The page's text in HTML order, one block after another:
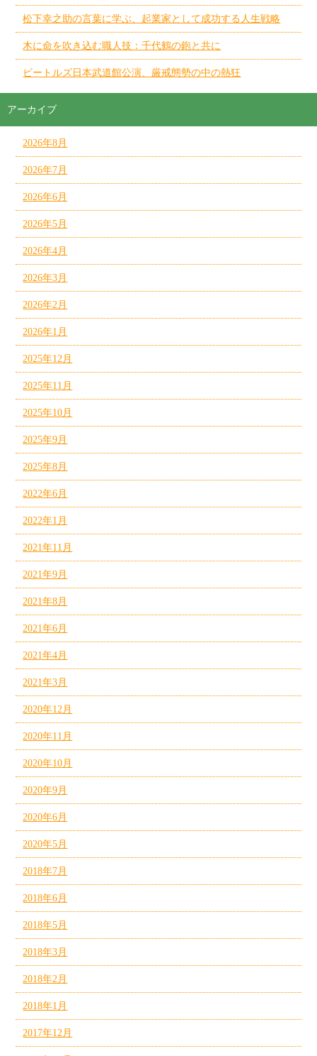
松下幸之助の言葉に学ぶ、起業家として成功する人生戦略
木に命を吹き込む職人技：千代鶴の鉋と共に
ビートルズ日本武道館公演、厳戒態勢の中の熱狂
アーカイブ
2026年8月
2026年7月
2026年6月
2026年5月
2026年4月
2026年3月
2026年2月
2026年1月
2025年12月
2025年11月
2025年10月
2025年9月
2025年8月
2022年6月
2022年1月
2021年11月
2021年9月
2021年8月
2021年6月
2021年4月
2021年3月
2020年12月
2020年11月
2020年10月
2020年9月
2020年6月
2020年5月
2018年7月
2018年6月
2018年5月
2018年3月
2018年2月
2018年1月
2017年12月